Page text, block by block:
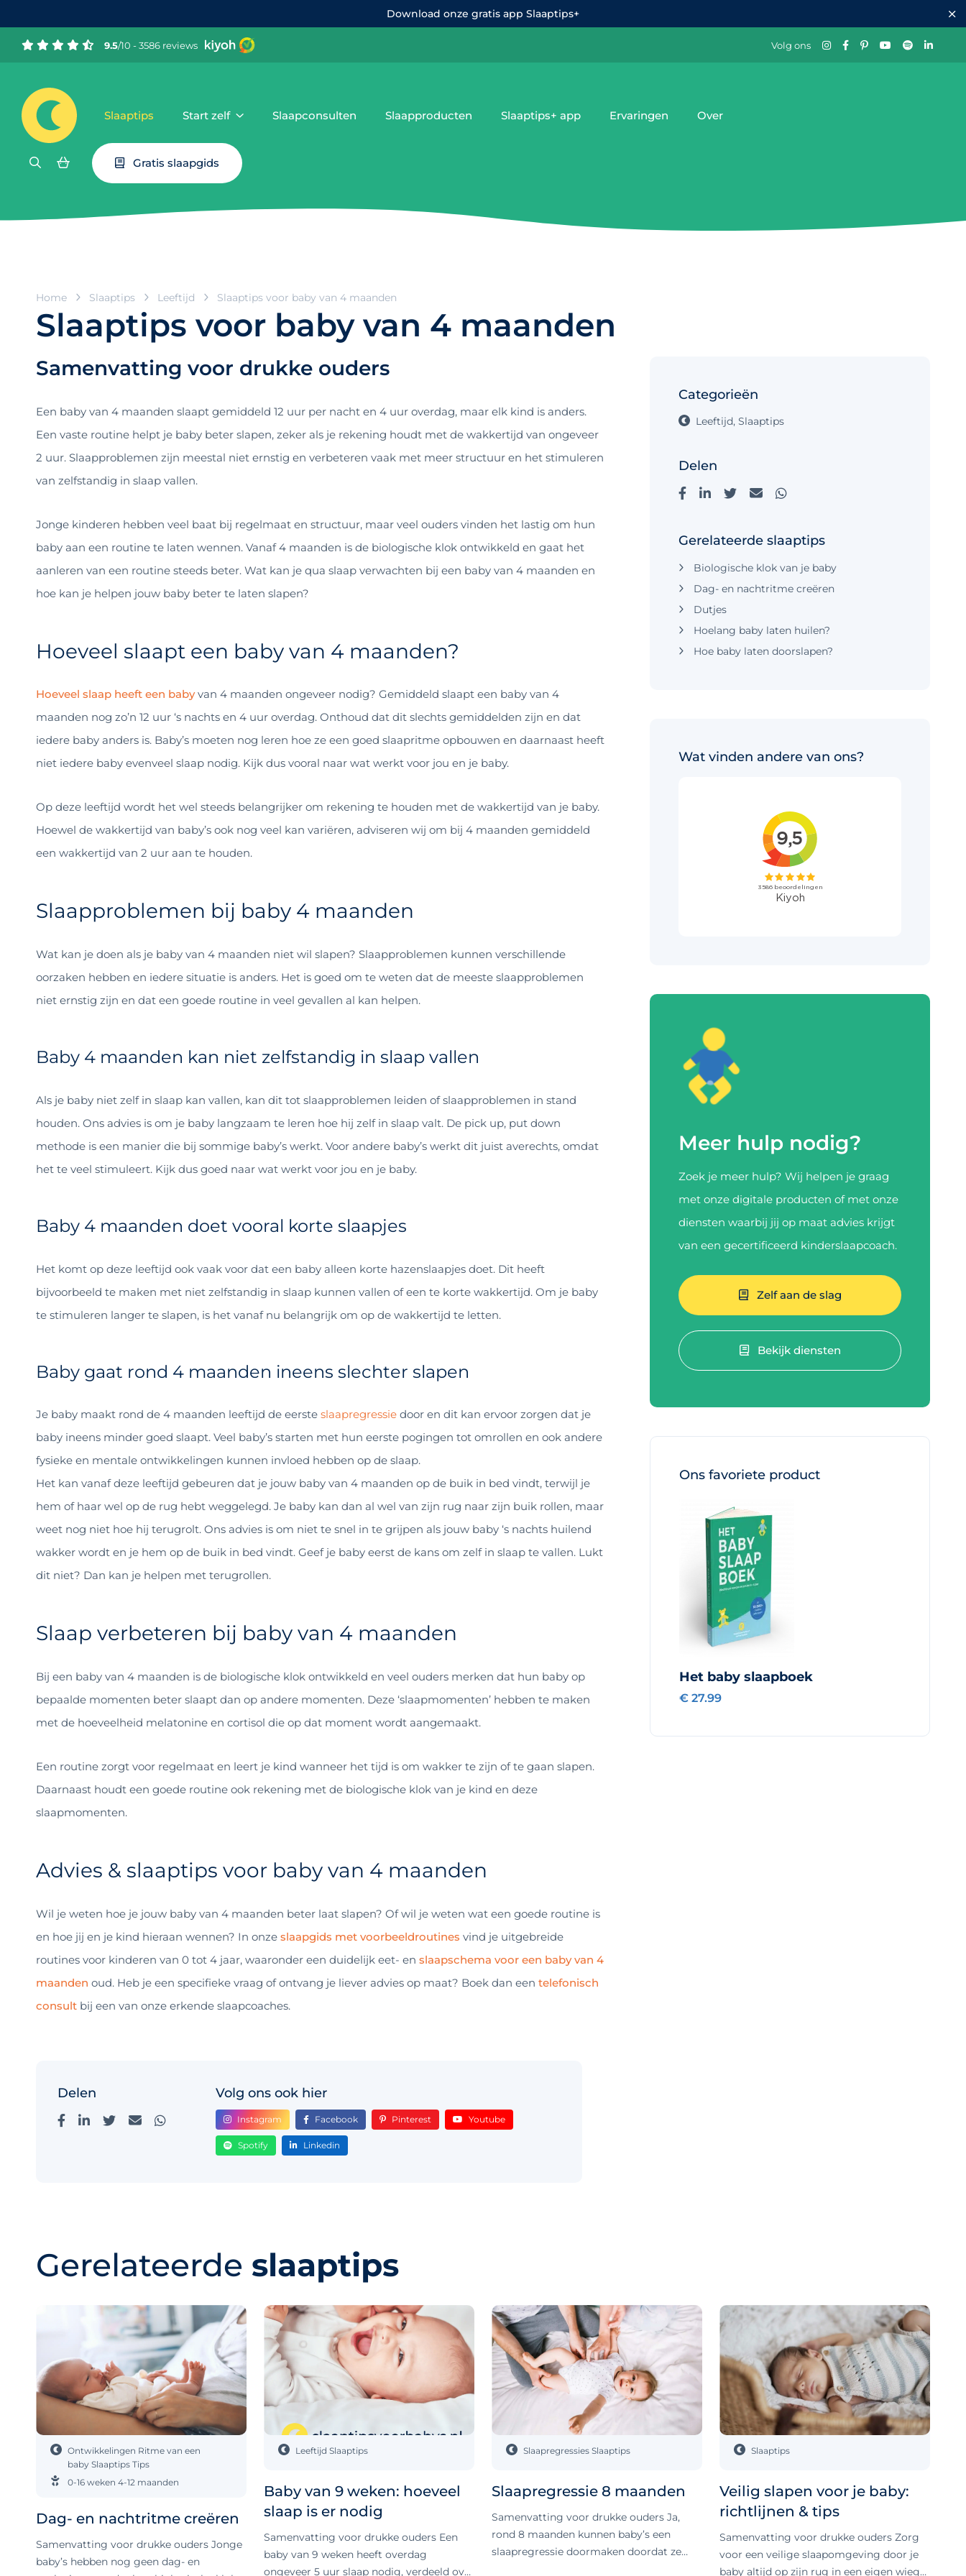
Download onze gratis app Slaaptips+
9.5/10 - 3586 reviews Volg ons
Slaaptips Start zelf Slaapconsulten Slaapproducten Slaaptips+ app Ervaringen Over
Gratis slaapgids
Home Slaaptips Leeftijd Slaaptips voor baby van 4 maanden
Slaaptips voor baby van 4 maanden
Samenvatting voor drukke ouders
Een baby van 4 maanden slaapt gemiddeld 12 uur per nacht en 4 uur overdag, maar elk kind is anders.
Een vaste routine helpt je baby beter slapen, zeker als je rekening houdt met de wakkertijd van ongeveer
2 uur. Slaapproblemen zijn meestal niet ernstig en verbeteren vaak met meer structuur en het stimuleren
van zelfstandig in slaap vallen.
Jonge kinderen hebben veel baat bij regelmaat en structuur, maar veel ouders vinden het lastig om hun
baby aan een routine te laten wennen. Vanaf 4 maanden is de biologische klok ontwikkeld en gaat het
aanleren van een routine steeds beter. Wat kan je qua slaap verwachten bij een baby van 4 maanden en
hoe kan je helpen jouw baby beter te laten slapen?
Hoeveel slaapt een baby van 4 maanden?
Hoeveel slaap heeft een babyvan 4 maanden ongeveer nodig? Gemiddeld slaapt een baby van 4
maanden nog zo’n 12 uur ‘s nachts en 4 uur overdag. Onthoud dat dit slechts gemiddelden zijn en dat
iedere baby anders is. Baby’s moeten nog leren hoe ze een goed slaapritme opbouwen en daarnaast heeft
niet iedere baby evenveel slaap nodig. Kijk dus vooral naar wat werkt voor jou en je baby.
Op deze leeftijd wordt het wel steeds belangrijker om rekening te houden met de wakkertijd van je baby.
Hoewel de wakkertijd van baby’s ook nog veel kan variëren, adviseren wij om bij 4 maanden gemiddeld
een wakkertijd van 2 uur aan te houden.
Slaapproblemen bij baby 4 maanden
Wat kan je doen als je baby van 4 maanden niet wil slapen? Slaapproblemen kunnen verschillende
oorzaken hebben en iedere situatie is anders. Het is goed om te weten dat de meeste slaapproblemen
niet ernstig zijn en dat een goede routine in veel gevallen al kan helpen.
Baby 4 maanden kan niet zelfstandig in slaap vallen
Als je baby niet zelf in slaap kan vallen, kan dit tot slaapproblemen leiden of slaapproblemen in stand
houden. Ons advies is om je baby langzaam te leren hoe hij zelf in slaap valt. De pick up, put down
methode is een manier die bij sommige baby’s werkt. Voor andere baby’s werkt dit juist averechts, omdat
het te veel stimuleert. Kijk dus goed naar wat werkt voor jou en je baby.
Baby 4 maanden doet vooral korte slaapjes
Het komt op deze leeftijd ook vaak voor dat een baby alleen korte hazenslaapjes doet. Dit heeft
bijvoorbeeld te maken met niet zelfstandig in slaap kunnen vallen of een te korte wakkertijd. Om je baby
te stimuleren langer te slapen, is het vanaf nu belangrijk om op de wakkertijd te letten.
Baby gaat rond 4 maanden ineens slechter slapen
Je baby maakt rond de 4 maanden leeftijd de eerste slaapregressie door en dit kan ervoor zorgen dat je
baby ineens minder goed slaapt. Veel baby’s starten met hun eerste pogingen tot omrollen en ook andere
fysieke en mentale ontwikkelingen kunnen invloed hebben op de slaap.
Het kan vanaf deze leeftijd gebeuren dat je jouw baby van 4 maanden op de buik in bed vindt, terwijl je
hem of haar wel op de rug hebt weggelegd. Je baby kan dan al wel van zijn rug naar zijn buik rollen, maar
weet nog niet hoe hij terugrolt. Ons advies is om niet te snel in te grijpen als jouw baby ‘s nachts huilend
wakker wordt en je hem op de buik in bed vindt. Geef je baby eerst de kans om zelf in slaap te vallen. Lukt
dit niet? Dan kan je helpen met terugrollen.
Slaap verbeteren bij baby van 4 maanden
Bij een baby van 4 maanden is de biologische klok ontwikkeld en veel ouders merken dat hun baby op
bepaalde momenten beter slaapt dan op andere momenten. Deze ‘slaapmomenten’ hebben te maken
met de hoeveelheid melatonine en cortisol die op dat moment wordt aangemaakt.
Een routine zorgt voor regelmaat en leert je kind wanneer het tijd is om wakker te zijn of te gaan slapen.
Daarnaast houdt een goede routine ook rekening met de biologische klok van je kind en deze
slaapmomenten.
Advies & slaaptips voor baby van 4 maanden
Wil je weten hoe je jouw baby van 4 maanden beter laat slapen? Of wil je weten wat een goede routine is
en hoe jij en je kind hieraan wennen? In onze slaapgids met voorbeeldroutines vind je uitgebreide
routines voor kinderen van 0 tot 4 jaar, waaronder een duidelijk eet- en slaapschema voor een baby van 4
maanden oud. Heb je een specifieke vraag of ontvang je liever advies op maat? Boek dan een telefonisch
consult bij een van onze erkende slaapcoaches.
Delen Volg ons ook hier
Instagram Facebook Pinterest Youtube
Spotify Linkedin
Categorieën
Leeftijd, Slaaptips
Delen
Gerelateerde slaaptips
Biologische klok van je baby
Dag- en nachtritme creëren
Dutjes
Hoelang baby laten huilen?
Hoe baby laten doorslapen?
Wat vinden andere van ons?
Meer hulp nodig?
Zoek je meer hulp? Wij helpen je graag
met onze digitale producten of met onze
diensten waarbij jij op maat advies krijgt
van een gecertificeerd kinderslaapcoach.
Zelf aan de slag
Bekijk diensten
Ons favoriete product
Het baby slaapboek
€ 27.99
Gerelateerde slaaptips
Dag- en nachtritme creëren
Samenvatting voor drukke ouders Jonge
baby’s hebben nog geen dag- en
Ontwikkelingen Ritme van een
baby Slaaptips Tips
0-16 weken 4-12 maanden
Baby van 9 weken: hoeveel
slaap is er nodig
Samenvatting voor drukke ouders Een
baby van 9 weken heeft overdag
ongeveer 5 uur slaap nodig, verdeeld over
Leeftijd Slaaptips
Slaapregressie 8 maanden
Samenvatting voor drukke ouders Ja,
rond 8 maanden kunnen baby’s een
slaapregressie doormaken doordat ze
Slaapregressies Slaaptips
Veilig slapen voor je baby:
richtlijnen & tips
Samenvatting voor drukke ouders Zorg
voor een veilige slaapomgeving door je
baby altijd op zijn rug in een eigen wieg
Slaaptips